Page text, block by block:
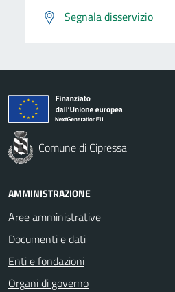
Segnala disservizio
Comune di Cipressa
AMMINISTRAZIONE
Aree amministrative
Documenti e dati
Enti e fondazioni
Organi di governo